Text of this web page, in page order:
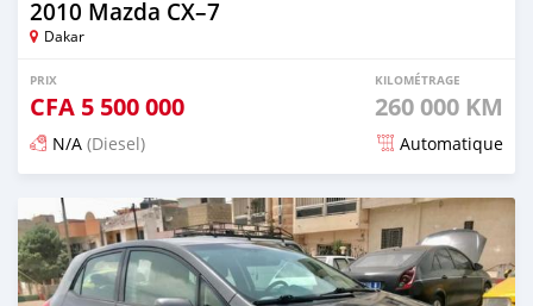
2010 Mazda CX–7
Dakar
PRIX
CFA 5 500 000
KILOMÉTRAGE
260 000 KM
N/A (Diesel) Automatique
Publié il y a plus de 4 ans